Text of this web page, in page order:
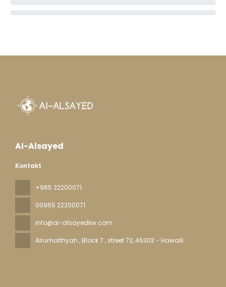
Ai-Alsayed
Kontakt
+965 22200071
00965 22200071
info@ai-alsayedkw.com
Alrumaithyah , Block 7 , street 72, 46303 - Hawalli